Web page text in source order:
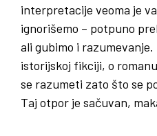
interpretacije veoma je
ignorišemo – potpuno
ali gubimo i razumevanje.
istorijskoj fikciji, o
se razumeti zato što se
Taj otpor je sačuvan,